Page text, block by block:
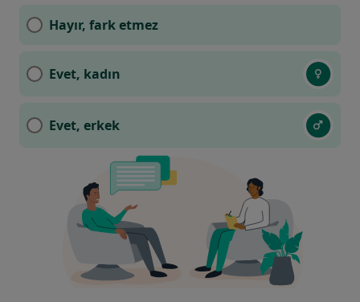
Hayır, fark etmez
Evet, kadın
Evet, erkek